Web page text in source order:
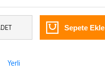
Sepete Ekle
Yerli